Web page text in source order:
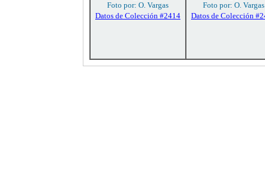
Foto por: O. Vargas
Datos de Colección #2414
Foto por: O. Vargas
Datos de Colección